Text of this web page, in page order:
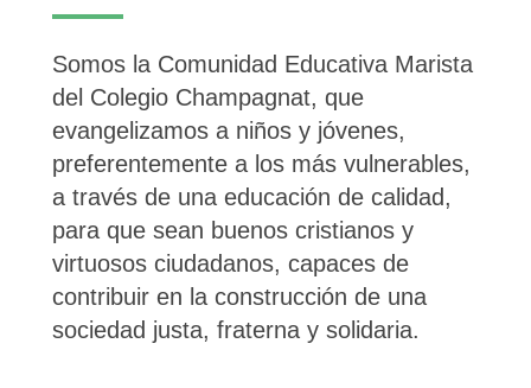
Somos la Comunidad Educativa Marista
del Colegio Champagnat, que
evangelizamos a niños y jóvenes,
preferentemente a los más vulnerables,
a través de una educación de calidad,
para que sean buenos cristianos y
virtuosos ciudadanos, capaces de
contribuir en la construcción de una
sociedad justa, fraterna y solidaria.